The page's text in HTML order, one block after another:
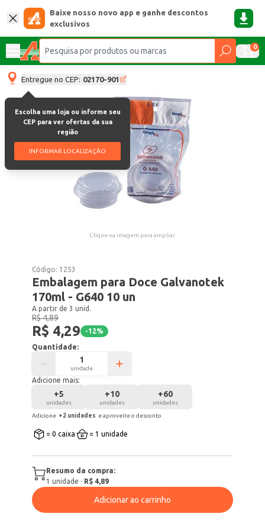
Baixe nosso novo app e ganhe descontos
exclusivos
0
Entregue no CEP: 02170-901
Escolha uma loja ou informe seu
CEP para ver ofertas da sua
região
INFORMAR LOCALIZAÇÃO
Clique na imagem para ampliar.
Código: 1253
Embalagem para Doce Galvanotek
170ml - G640 10 un
A partir de 3 unid.
R$ 4,89
R$ 4,29 -12%
Quantidade:
unidade
Adicione mais:
+5
unidades
+10
unidades
+60
unidades
Adicione +2 unidades e aproveite o desconto
= 0 caixa = 1 unidade
Resumo da compra:
1 unidade · R$ 4,89
Adicionar ao carrinho